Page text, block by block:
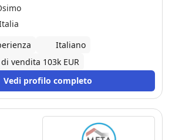
Italiano
vendita 103k EUR
Vedi profilo completo